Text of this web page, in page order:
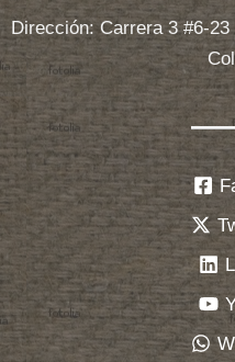
Dirección: Carrera 3 #6-